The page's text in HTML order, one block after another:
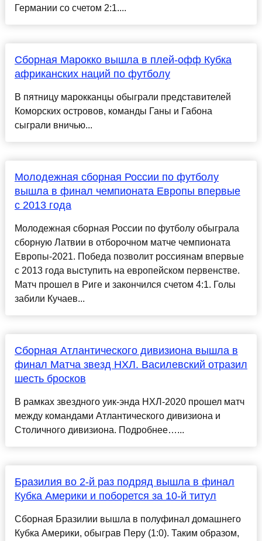
Германии со счетом 2:1....
Сборная Марокко вышла в плей-офф Кубка
африканских наций по футболу
В пятницу марокканцы обыграли представителей
Коморских островов, команды Ганы и Габона
сыграли вничью...
Молодежная сборная России по футболу
вышла в финал чемпионата Европы впервые
с 2013 года
Молодежная сборная России по футболу обыграла
сборную Латвии в отборочном матче чемпионата
Европы-2021. Победа позволит россиянам впервые
с 2013 года выступить на европейском первенстве.
Матч прошел в Риге и закончился счетом 4:1. Голы
забили Кучаев...
Сборная Атлантического дивизиона вышла в
финал Матча звезд НХЛ. Василевский отразил
шесть бросков
В рамках звездного уик-энда НХЛ-2020 прошел матч
между командами Атлантического дивизиона и
Столичного дивизиона. Подробнее…...
Бразилия во 2-й раз подряд вышла в финал
Кубка Америки и поборется за 10-й титул
Сборная Бразилии вышла в полуфинал домашнего
Кубка Америки, обыграв Перу (1:0). Таким образом,